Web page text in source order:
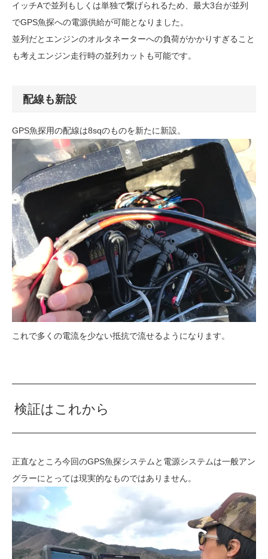
イッチAで並列もしくは単独で繋げられるため、最大3台が並列
でGPS魚探への電源供給が可能となりました。
並列だとエンジンのオルタネーターへの負荷がかかりすぎること
も考えエンジン走行時の並列カットも可能です。
配線も新設
GPS魚探用の配線は8sqのものを新たに新設。
これで多くの電流を少ない抵抗で流せるようになります。
検証はこれから
正直なところ今回のGPS魚探システムと電源システムは一般アン
グラーにとっては現実的なものではありません。